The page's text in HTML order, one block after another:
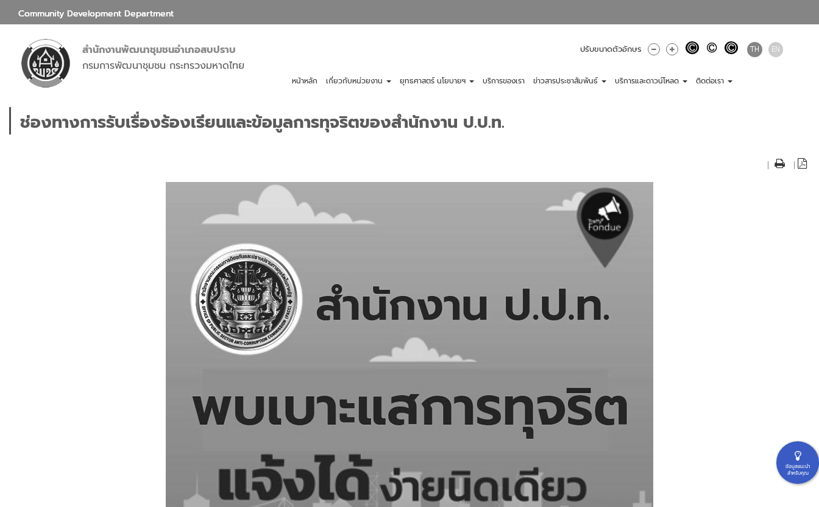
Community Development Department
สำนักงานพัฒนาชุมชนอำเภอสบปราบ
กรมการพัฒนาชุมชน กระทรวงมหาดไทย
ปรับขนาดตัวอักษร TH EN
หน้าหลัก เกี่ยวกับหน่วยงาน ยุทธศาสตร์ นโยบายฯ บริการของเรา ข่าวสารประชาสัมพันธ์ บริการและดาวน์โหลด ติดต่อเรา
ช่องทางการรับเรื่องร้องเรียนและข้อมูลการทุจริตของสำนักงาน ป.ป.ท.
| |
ข้อมูลแนะนำ
สำหรับคุณ